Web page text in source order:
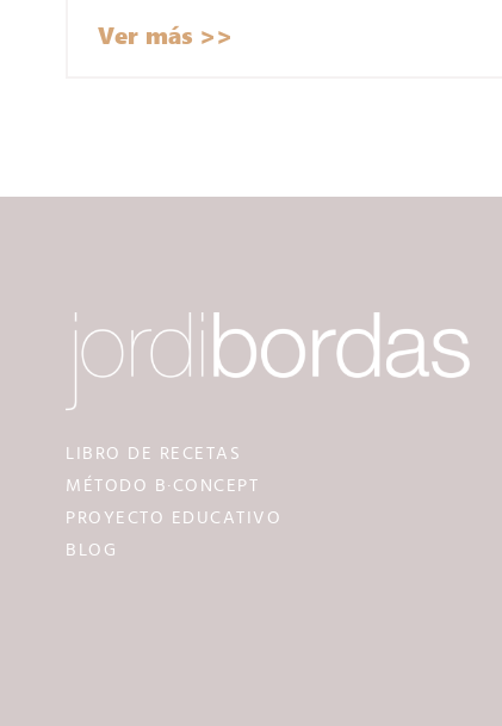
Ver más
LIBRO DE RECETAS
MÉTODO B·CONCEPT
PROYECTO EDUCATIVO
BLOG